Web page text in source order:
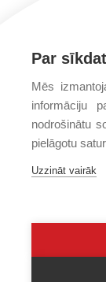
Par
Mēs
informāciju
nodrošinātu
pielāgotu
Uzzināt vairāk